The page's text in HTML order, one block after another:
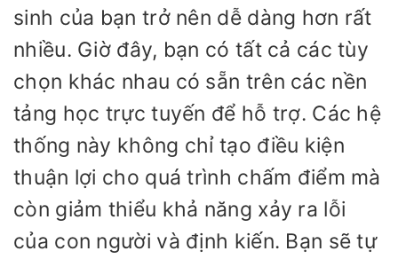
sinh của bạn trở nên dễ dàng hơn rất
nhiều. Giờ đây, bạn có tất cả các tùy
chọn khác nhau có sẵn trên các nền
tảng học trực tuyến để hỗ trợ. Các hệ
thống này không chỉ tạo điều kiện
thuận lợi cho quá trình chấm điểm mà
còn giảm thiểu khả năng xảy ra lỗi
của con người và định kiến. Bạn sẽ tự